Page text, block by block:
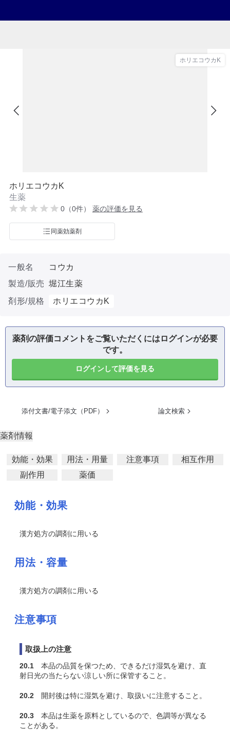
ホリエコウカK
ホリエコウカK
生薬
0（0件） 薬の評価を見る
同薬効薬剤
一般名
コウカ
製造/販売 堀江生薬
剤形/規格
ホリエコウカK
薬剤の評価コメントをご覧いただくにはログインが必要
です。
ログインして評価を見る
添付文書/電子添文（PDF） 論文検索
薬剤情報
効能・効果 用法・用量 注意事項
相互作用
副作用
薬価
効能・効果
漢方処方の調剤に用いる
用法・容量
漢方処方の調剤に用いる
注意事項
取扱上の注意
20.1 本品の品質を保つため、できるだけ湿気を避け、直
射日光の当たらない涼しい所に保管すること。
20.2 開封後は特に湿気を避け、取扱いに注意すること。
20.3 本品は生薬を原料としているので、色調等が異なる
ことがある。